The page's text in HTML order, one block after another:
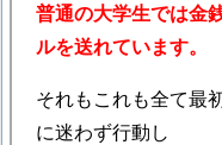
普通の大学生では金
ルを送れています。
それもこれも全て最
に迷わず行動し